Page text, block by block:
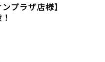
プラザ店様】